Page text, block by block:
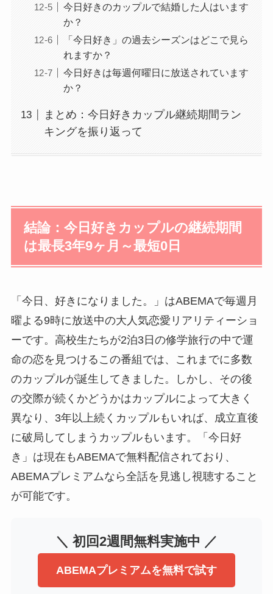
今日好きのカップルで結婚した人はいます
か？
「今日好き」の過去シーズンはどこで見ら
れますか？
今日好きは毎週何曜日に放送されています
か？
まとめ：今日好きカップル継続期間ラン
キングを振り返って
結論：今日好きカップルの継続期間
は最長3年9ヶ月～最短0日
「今日、好きになりました。」はABEMAで毎週月
曜よる9時に放送中の大人気恋愛リアリティーショ
ーです。高校生たちが2泊3日の修学旅行の中で運
命の恋を見つけるこの番組では、これまでに多数
のカップルが誕生してきました。しかし、その後
の交際が続くかどうかはカップルによって大きく
異なり、3年以上続くカップルもいれば、成立直後
に破局してしまうカップルもいます。「今日好
き」は現在もABEMAで無料配信されており、
ABEMAプレミアムなら全話を見逃し視聴すること
が可能です。
＼ 初回2週間無料実施中 ／
ABEMAプレミアムを無料で試す